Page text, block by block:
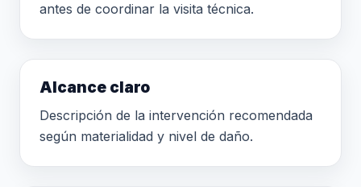
antes de coordinar la visita técnica.
Alcance claro
Descripción de la intervención recomendada
según materialidad y nivel de daño.